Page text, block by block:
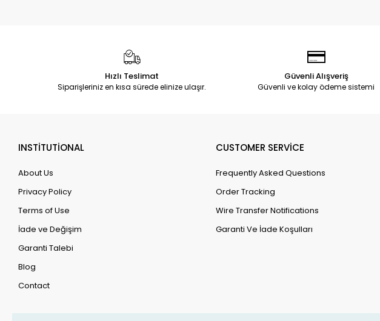
Hızlı Teslimat
Siparişleriniz en kısa sürede elinize ulaşır.
Güvenli Alışveriş
Güvenli ve kolay ödeme sistemi
INSTİTUTİONAL
About Us
Privacy Policy
Terms of Use
İade ve Değişim
Garanti Talebi
Blog
Contact
CUSTOMER SERVİCE
Frequently Asked Questions
Order Tracking
Wire Transfer Notifications
Garanti Ve İade Koşulları